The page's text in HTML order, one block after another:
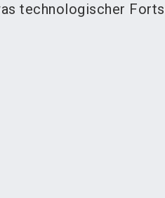
technologischer